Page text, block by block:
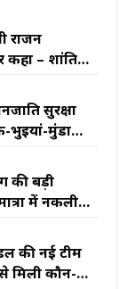
राजन
कहा – शांति
सुरक्षा
भुइयां-मुंडा
की बड़ी
में नकली
की नई टीम
मिली कौन-सी